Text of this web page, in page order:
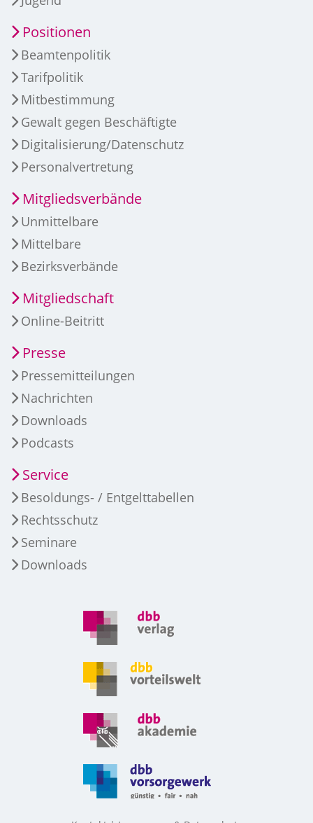
Positionen
Beamtenpolitik
Tarifpolitik
Mitbestimmung
Gewalt gegen Beschäftigte
Digitalisierung/Datenschutz
Personalvertretung
Mitgliedsverbände
Unmittelbare
Mittelbare
Bezirksverbände
Mitgliedschaft
Online-Beitritt
Presse
Pressemitteilungen
Nachrichten
Downloads
Podcasts
Service
Besoldungs- / Entgelttabellen
Rechtsschutz
Seminare
Downloads